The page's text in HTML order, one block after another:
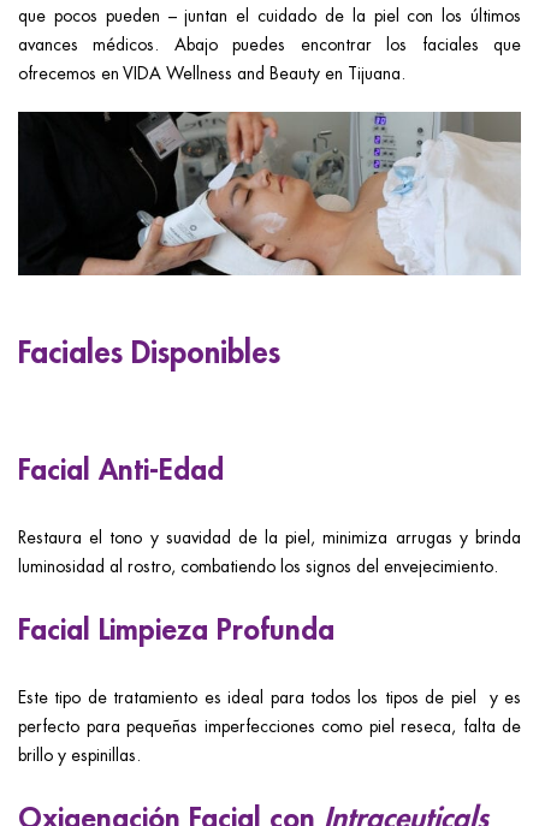
que pocos pueden – juntan el cuidado de la piel con los últimos
avances médicos. Abajo puedes encontrar los faciales que
ofrecemos en VIDA Wellness and Beauty en Tijuana.
Faciales Disponibles
Facial Anti-Edad
Restaura el tono y suavidad de la piel, minimiza arrugas y brinda
luminosidad al rostro, combatiendo los signos del envejecimiento.
Facial Limpieza Profunda
Este tipo de tratamiento es ideal para todos los tipos de piel y es
perfecto para pequeñas imperfecciones como piel reseca, falta de
brillo y espinillas.
Oxigenación Facial con Intraceuticals